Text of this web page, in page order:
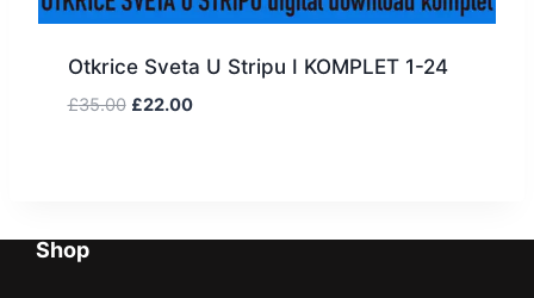
Otkrice Sveta U Stripu I KOMPLET 1-24
£35.00 £22.00
Shop